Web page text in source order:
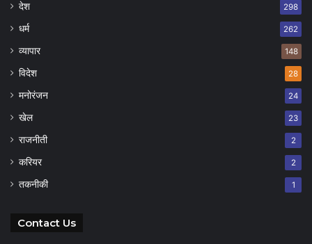
देश 298
धर्म 262
व्यापार 148
विदेश 28
मनोरंजन 24
खेल 23
राजनीती 2
करियर 2
तकनीकी 1
Contact Us